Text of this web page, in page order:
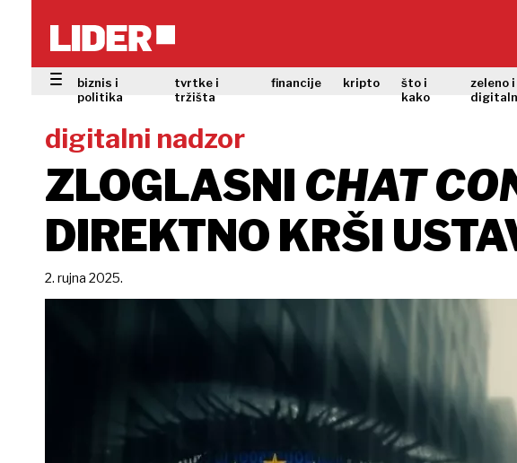
biznis i
politika
tvrtke i
tržišta
financije kripto
što i
kako
zeleno i
digitalni nadzor
ZLOGLASNI CHAT
DIREKTNO KRŠI
2. rujna 2025.